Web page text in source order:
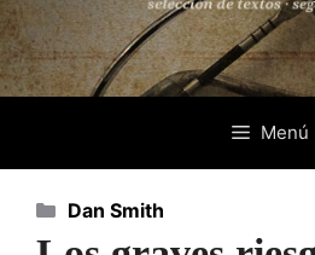
Menú
Categorías
Dan Smith